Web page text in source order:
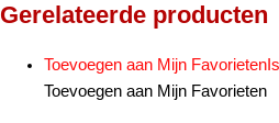
Gerelateerde producten
Toevoegen aan Mijn Favorieten
Toevoegen aan Mijn Favorieten